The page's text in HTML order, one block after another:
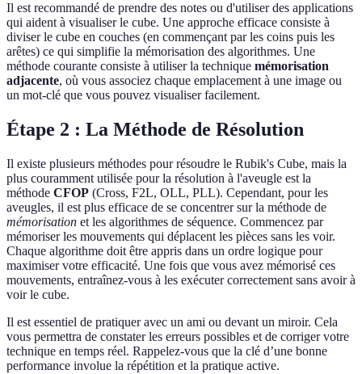
Il est recommandé de prendre des notes ou d'utiliser des applications
qui aident à visualiser le cube. Une approche efficace consiste à
diviser le cube en couches (en commençant par les coins puis les
arêtes) ce qui simplifie la mémorisation des algorithmes. Une
méthode courante consiste à utiliser la technique mémorisation
adjacente, où vous associez chaque emplacement à une image ou
un mot-clé que vous pouvez visualiser facilement.
Étape 2 : La Méthode de Résolution
Il existe plusieurs méthodes pour résoudre le Rubik's Cube, mais la
plus couramment utilisée pour la résolution à l'aveugle est la
méthode CFOP (Cross, F2L, OLL, PLL). Cependant, pour les
aveugles, il est plus efficace de se concentrer sur la méthode de
mémorisation et les algorithmes de séquence. Commencez par
mémoriser les mouvements qui déplacent les pièces sans les voir.
Chaque algorithme doit être appris dans un ordre logique pour
maximiser votre efficacité. Une fois que vous avez mémorisé ces
mouvements, entraînez-vous à les exécuter correctement sans avoir à
voir le cube.
Il est essentiel de pratiquer avec un ami ou devant un miroir. Cela
vous permettra de constater les erreurs possibles et de corriger votre
technique en temps réel. Rappelez-vous que la clé d’une bonne
performance involue la répétition et la pratique active.